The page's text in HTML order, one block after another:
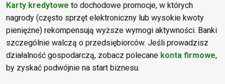
Karty kredytowe to dochodowe promocje, w których
nagrody (często sprzęt elektroniczny lub wysokie kwoty
pieniężne) rekompensują wyższe wymogi aktywności. Banki
szczególnie walczą o przedsiębiorców. Jeśli prowadzisz
działalność gospodarczą, zobacz polecane konta firmowe,
by zyskać podwójnie na start biznesu.